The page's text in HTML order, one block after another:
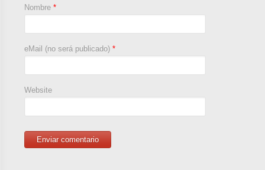
Nombre *
eMail (no será publicado) *
Website